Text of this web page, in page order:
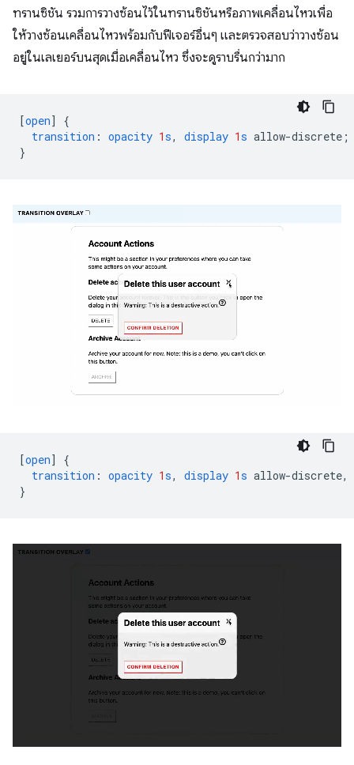
ทรานซิชัน รวมการวางซ้อนไว้ในทรานซิชันหรือภาพเคลื่อนไหวเพื่อ
ให้วางซ้อนเคลื่อนไหวพร้อมกับฟีเจอร์อื่นๆ และตรวจสอบว่าวางซ้อน
อยู่ในเลเยอร์บนสุดเมื่อเคลื่อนไหว ซึ่งจะดูราบรื่นกว่ามาก
[open]
{
transition : opacity 1s, display 1s allow-discrete ;
}
[open]
{
transition : opacity 1s, display 1s allow-discrete,
}